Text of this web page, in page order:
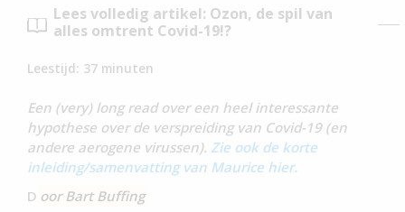
Lees volledig artikel: Ozon, de spil van
alles omtrent Covid-19!?
Leestijd: 37 minuten
Een (very) long read over een heel interessante
hypothese over de verspreiding van Covid-19 (en
andere aerogene virussen). Zie ook de korte
inleiding/samenvatting van Maurice hier.
D oor Bart Buffing